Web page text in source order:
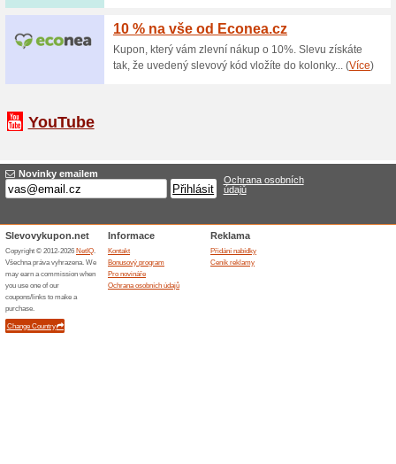
bodů je závislý na ceně
Sleva na Prkno
100% fungovalo Akce
Prkno netříděné
slevou. Stavební prkna jsou
nábytkářské práce. Více v e-